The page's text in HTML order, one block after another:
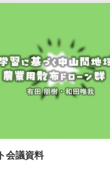
会議資料